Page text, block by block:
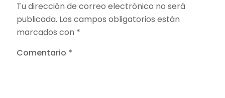
Tu dirección de correo electrónico no será
publicada. Los campos obligatorios están
marcados con *
Comentario *